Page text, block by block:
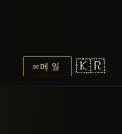
✉메일 🇰🇷